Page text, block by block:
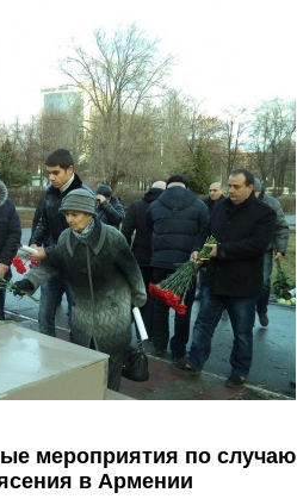
мероприятия по случаю
в Армении